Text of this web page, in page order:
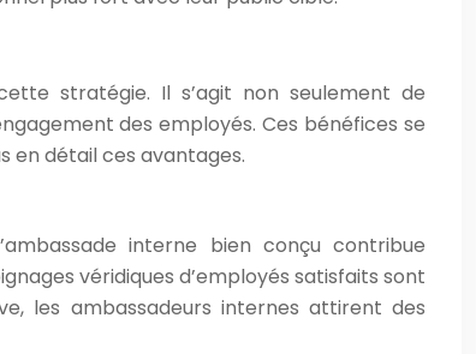
stratégie. Il s’agit non seulement de
des employés. Ces bénéfices se
en détail ces avantages.
interne bien conçu contribue
véridiques d’employés satisfaits sont
les ambassadeurs internes attirent des